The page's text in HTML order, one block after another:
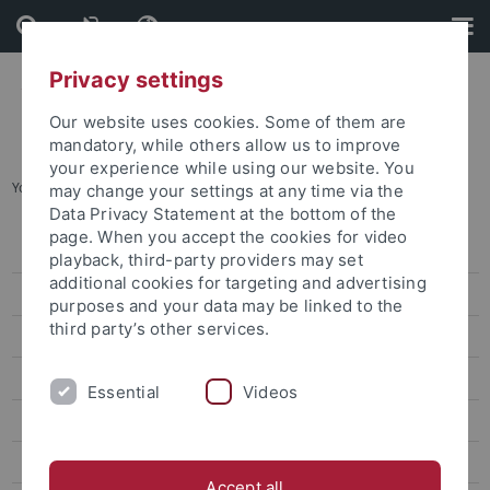
Skip
to
content
Skip
to
footer
You are here: Startseite ... Mitglieder (alphabetisch)
Organisation
Mitglieder (nach Teilprojekten)
Mitglieder (alphabetisch)
Assoziierte Mitglieder
Forschungsprojekte
Privacy settings
Our website uses cookies. Some of them are
mandatory, while others allow us to improve
your experience while using our website. You
may change your settings at any time via the
Data Privacy Statement at the bottom of the
page. When you accept the cookies for video
playback, third-party providers may set
additional cookies for targeting and advertising
purposes and your data may be linked to the
third party’s other services.
Essential Videos